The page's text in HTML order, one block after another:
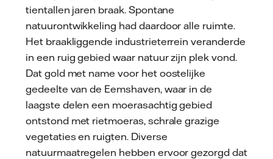
tientallen jaren braak. Spontane
natuurontwikkeling had daardoor alle ruimte.
Het braakliggende industrieterrein veranderde
in een ruig gebied waar natuur zijn plek vond.
Dat gold met name voor het oostelijke
gedeelte van de Eemshaven, waar in de
laagste delen een moerasachtig gebied
ontstond met rietmoeras, schrale grazige
vegetaties en ruigten. Diverse
natuurmaatregelen hebben ervoor gezorgd dat